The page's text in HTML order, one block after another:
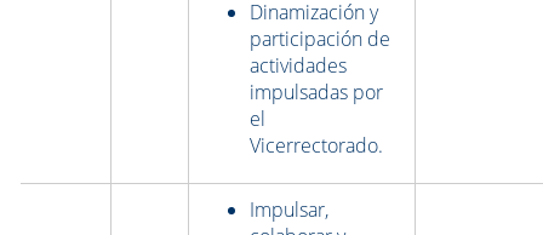
Dinamización y
participación de
actividades
impulsadas por
el
Vicerrectorado.
Impulsar,